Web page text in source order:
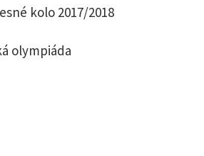
kolo 2017/2018
olympiáda